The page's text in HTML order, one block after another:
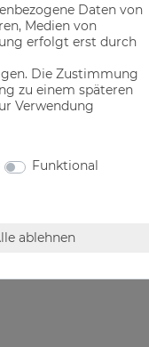
Bayer, der
zeigen will
Daten von
Medien von
erfolgt erst durch
Die Zustimmung
zu einem späteren
Verwendung
Funktional
ablehnen